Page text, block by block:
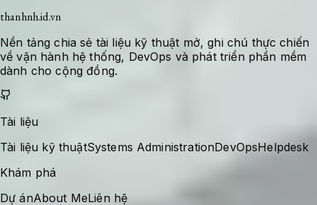
thanhnh.id.vn
Nền tảng chia sẻ tài liệu kỹ thuật mở, ghi chú thực chiến
về vận hành hệ thống, DevOps và phát triển phần mềm
dành cho cộng đồng.
Tài liệu
Tài liệu kỹ thuậtSystems AdministrationDevOpsHelpdesk
Khám phá
Dự ánAbout MeLiên hệ